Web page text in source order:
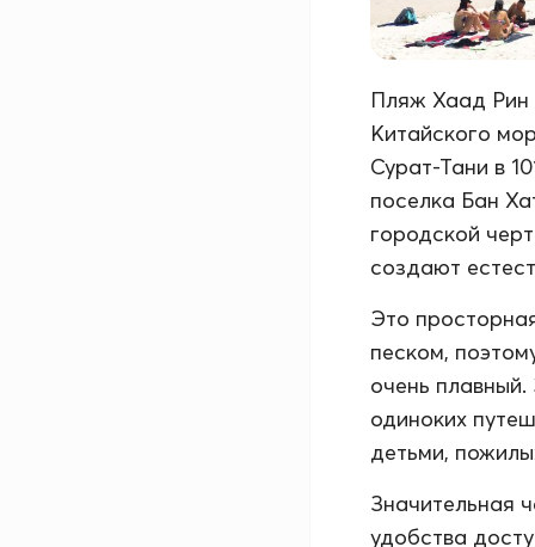
Пляж Хаад Рин
Китайского
Сурат-Тани в
поселка Бан
городской
создают
Это
песком,
очень
одиноких
детьми,
Значительная
удобства